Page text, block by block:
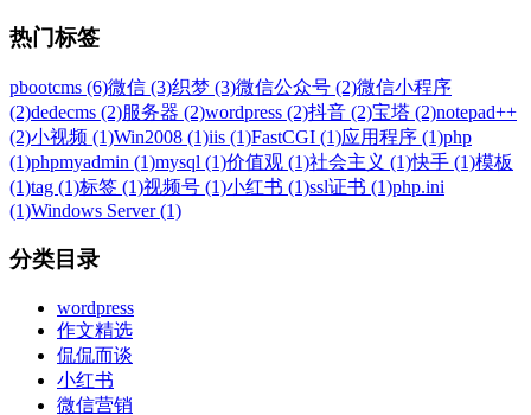
热门标签
pbootcms (6)微信 (3)织梦 (3)微信公众号 (2)微信小程序
(2)dedecms (2)服务器 (2)wordpress (2)抖音 (2)宝塔 (2)notepad++
(2)小视频 (1)Win2008 (1)iis (1)FastCGI (1)应用程序 (1)php
(1)phpmyadmin (1)mysql (1)价值观 (1)社会主义 (1)快手 (1)模板
(1)tag (1)标签 (1)视频号 (1)小红书 (1)ssl证书 (1)php.ini
(1)Windows Server (1)
分类目录
wordpress
作文精选
侃侃而谈
小红书
微信营销